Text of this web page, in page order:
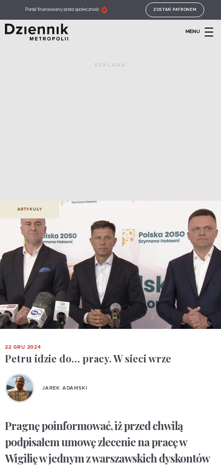
Portal finansowany przez społeczność ZOSTAŃ PATRONEM
MENU
REKLAMA
ARTYKUŁY
22 GRU 2024
Petru idzie do… pracy. W sieci wrze
JAREK ADAMSKI
Pragnę poinformować, iż przed chwilą
podpisałem umowę zlecenie na pracę w
Wigilię w jednym z warszawskich dyskontów